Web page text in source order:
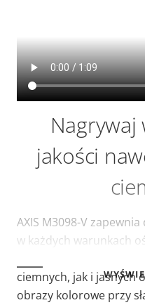
Nagrywaj
jakości
AXIS M3098-V
w każdych warunkach
ciemnych, jak i jasnych
obrazy kolorowe przy